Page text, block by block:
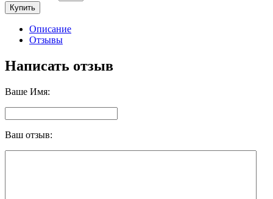
Купить
Описание
Отзывы
Написать отзыв
Ваше Имя:
Ваш отзыв: